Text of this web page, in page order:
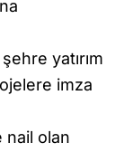
yatırım
imza
nail olan